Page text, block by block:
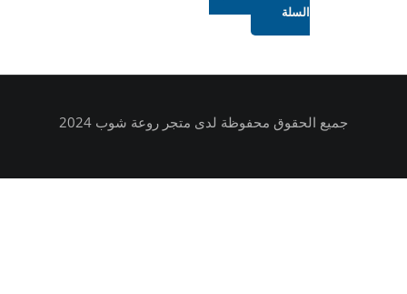
السلة
جميع الحقوق محفوظة لدى متجر روعة شوب 2024